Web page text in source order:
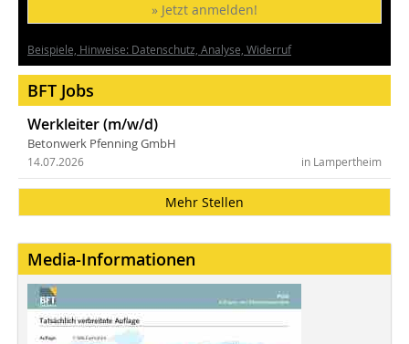
» Jetzt anmelden!
Beispiele, Hinweise: Datenschutz, Analyse, Widerruf
BFT Jobs
Werkleiter (m/w/d)
Betonwerk Pfenning GmbH
in Lampertheim
14.07.2026
Mehr Stellen
Media-Informationen